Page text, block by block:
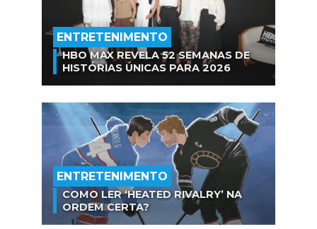
ENTRETENIMENTO
HBO MAX REVELA 52 SEMANAS DE
HISTÓRIAS ÚNICAS PARA 2026
ENTRETENIMENTO
COMO LER ‘HEATED RIVALRY’ NA
ORDEM CERTA?